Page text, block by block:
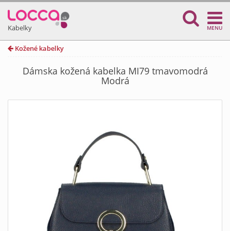
Kabelky MENU
Kožené kabelky
Dámska kožená kabelka MI79 tmavomodrá
Modrá